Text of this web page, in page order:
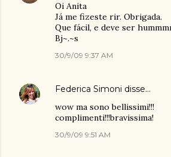
Oi Anita
Já me fizeste rir. Obrigada.
Que fácil, e deve ser
Bj~.~s
30/9/09 9:37 AM
Federica Simoni disse…
wow ma sono bellissimi!!!
complimenti!!!bravissima!
30/9/09 9:51 AM